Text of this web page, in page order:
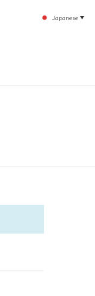
Japanese ▼